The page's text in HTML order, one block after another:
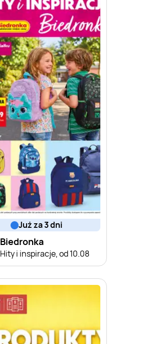
już za 3 dni
Biedronka
Hity i inspiracje, od 10.08